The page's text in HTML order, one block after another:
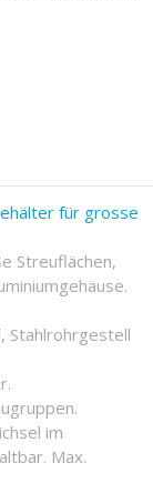
für grosse
Streuflächen,
Stahlrohrgestell
im
Max.